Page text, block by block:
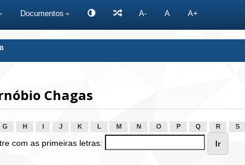
Documentos A- A A+
Chagas
G H J K L M N O P Q R S
com as primeiras letras: